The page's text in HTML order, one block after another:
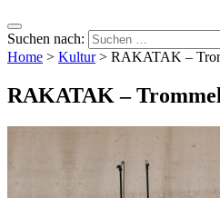
Suchen nach:
Home > Kultur> RAKATAK –
RAKATAK –